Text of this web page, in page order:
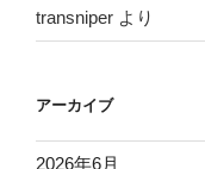
transniper より
アーカイブ
2026年6月